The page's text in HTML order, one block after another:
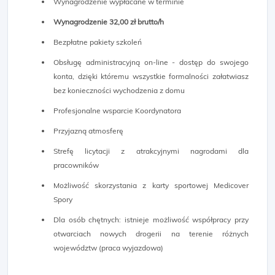
Wynagrodzenie 32,00 zł brutto/h
Bezpłatne pakiety szkoleń
Obsługę administracyjną on-line - dostęp do swojego
konta, dzięki któremu wszystkie formalności załatwiasz
bez konieczności wychodzenia z domu
Profesjonalne wsparcie Koordynatora
Przyjazną atmosferę
Strefę licytacji z atrakcyjnymi nagrodami dla
pracowników
Możliwość skorzystania z karty sportowej Medicover
Spory
Dla osób chętnych: istnieje możliwość współpracy przy
otwarciach nowych drogerii na terenie różnych
województw (praca wyjazdowa)